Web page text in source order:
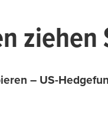
– US-